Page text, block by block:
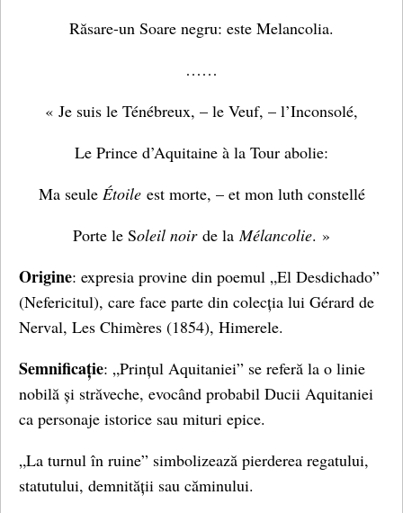
Răsare-un Soare negru: este Melancolia.
……
« Je suis le Ténébreux, – le Veuf, – l’Inconsolé,
Le Prince d’Aquitaine à la Tour abolie:
Ma seule Étoileest morte, – et mon luth constellé
Porte le Soleil noirde laMélancolie. »
Origine: expresia provine din poemul „El Desdichado”
(Nefericitul), care face parte din colecția lui Gérard de
Nerval, Les Chimères (1854), Himerele.
Semnificație: „Prințul Aquitaniei” se referă la o linie
nobilă și străveche, evocând probabil Ducii Aquitaniei
ca personaje istorice sau mituri epice.
„La turnul în ruine” simbolizează pierderea regatului,
statutului, demnității sau căminului.